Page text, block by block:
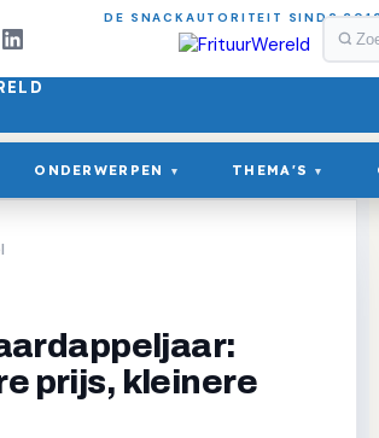
DE SNACKAUTORITEIT SINDS
ONDERWERPEN ▾ THEMA'S ▾
prijs, kleinere